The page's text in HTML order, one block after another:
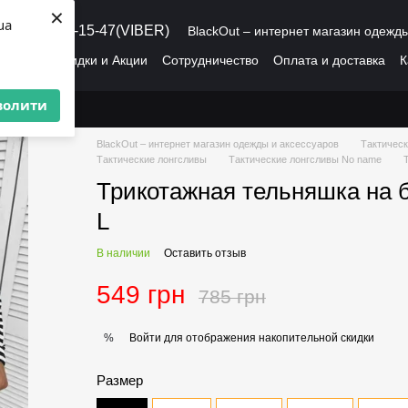
×
(095) 486-15-47(VIBER)
BlackOut – интернет магазин
Скидки и Акции Сотрудничество Оплата и доставка
BlackOut – интернет магазин одежды и аксессуаров
Тактические лонгсливы
Тактические лонгсливы No name
Трикотажная тельняшка на
L
В наличии Оставить отзыв
549 грн 785 грн
% Войти для отображения накопительной скидки
Размер